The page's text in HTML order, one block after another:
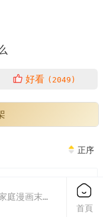
亲密的家庭繁体
叫什么
了
好看 (2049)
正序
免费
看亲密的家庭漫画末删减版
首頁